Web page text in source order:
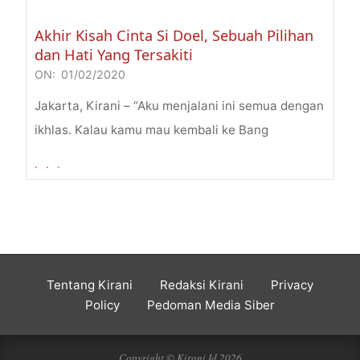
Akhir Kisah Cinta Si Doel, Sebuah Pilihan
dan Hati Yang Tersakiti
2020-
02-
01
ON: 01/02/2020
Jakarta, Kirani – “Aku menjalani ini semua dengan
ikhlas. Kalau kamu mau kembali ke Bang
. . .
Tentang Kirani Redaksi Kirani
Privacy
Policy
Pedoman Media Siber